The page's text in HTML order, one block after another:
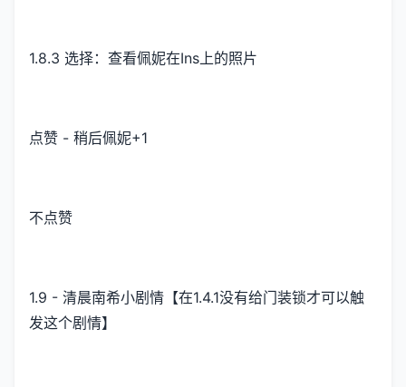
1.8.3 选择：查看佩妮在Ins上的照片
点赞 - 稍后佩妮+1
不点赞
1.9 - 清晨南希小剧情【在1.4.1没有给门装锁才可以触
发这个剧情】